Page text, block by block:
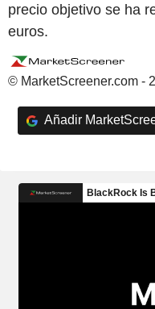
precio objetivo se ha
euros.
© MarketScreener.com -
Añadir